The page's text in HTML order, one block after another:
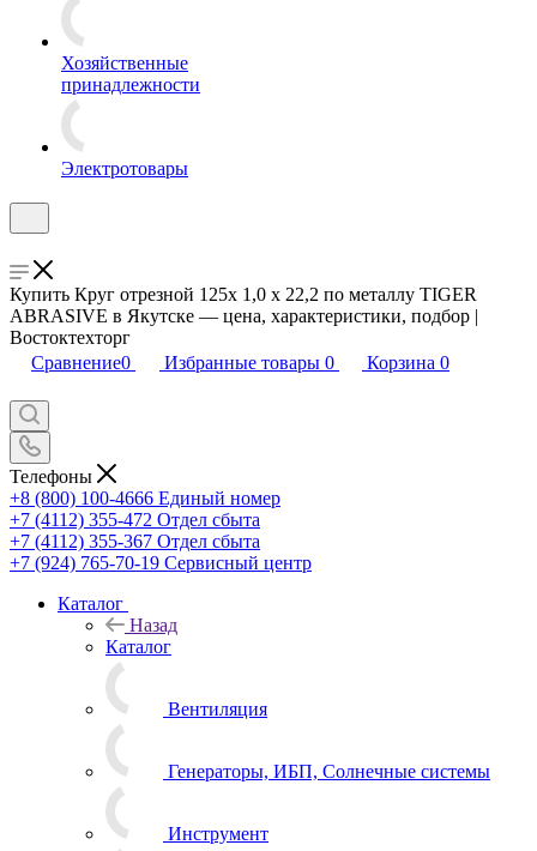
Хозяйственные
принадлежности
Электротовары
Купить Круг отрезной 125x 1,0 x 22,2 по металлу TIGER
ABRASIVE в Якутске — цена, характеристики, подбор |
Востоктехторг
Сравнение0 Избранные товары 0 Корзина 0
Телефоны
+8 (800) 100-4666 Единый номер
+7 (4112) 355-472 Отдел сбыта
+7 (4112) 355-367 Отдел сбыта
+7 (924) 765-70-19 Сервисный центр
Каталог
Назад
Каталог
Вентиляция
Генераторы, ИБП, Солнечные системы
Инструмент